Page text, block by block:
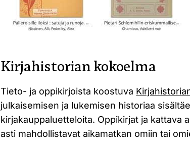
Kirjahistorian kokoelma
Tieto- ja oppikirjoista koostuva
julkaisemisen ja lukemisen historiaa
kirjakauppaluetteloita. Oppikirjat ja kattava
asti mahdollistavat aikamatkan omiin tai